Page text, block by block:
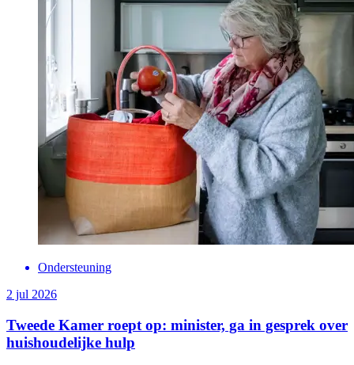
Vind ondersteuning in jouw buurt
Er zijn verschillende organisaties die ondersteuning voor
mantelzorgers bieden. Kijk in dit overzicht voor een organisatie bij
jou in de buurt.
Organisatie in de buurt
Ondersteuning
2 jul 2026
Tweede Kamer roept op: minister, ga in gesprek over
huishoudelijke hulp